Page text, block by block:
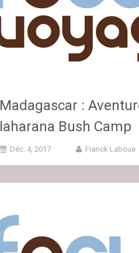
Madagascar :
Iaharana Bush Camp
Déc. 4, 2017 Franck Laboue